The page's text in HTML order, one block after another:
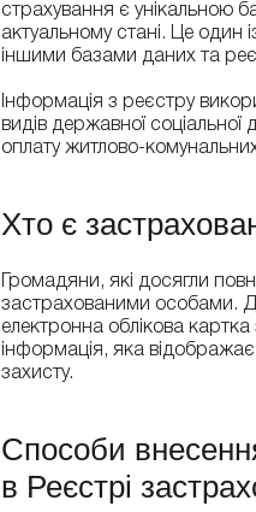
страхування є унікальною
актуальному стані. Це один
іншими базами даних та
Інформація з реєстру
видів державної
оплату житлово-
Хто є
Громадяни, які досягли
застрахованими особами.
електронна облікова
інформація, яка відображає
захисту.
Способи
в Реєстрі